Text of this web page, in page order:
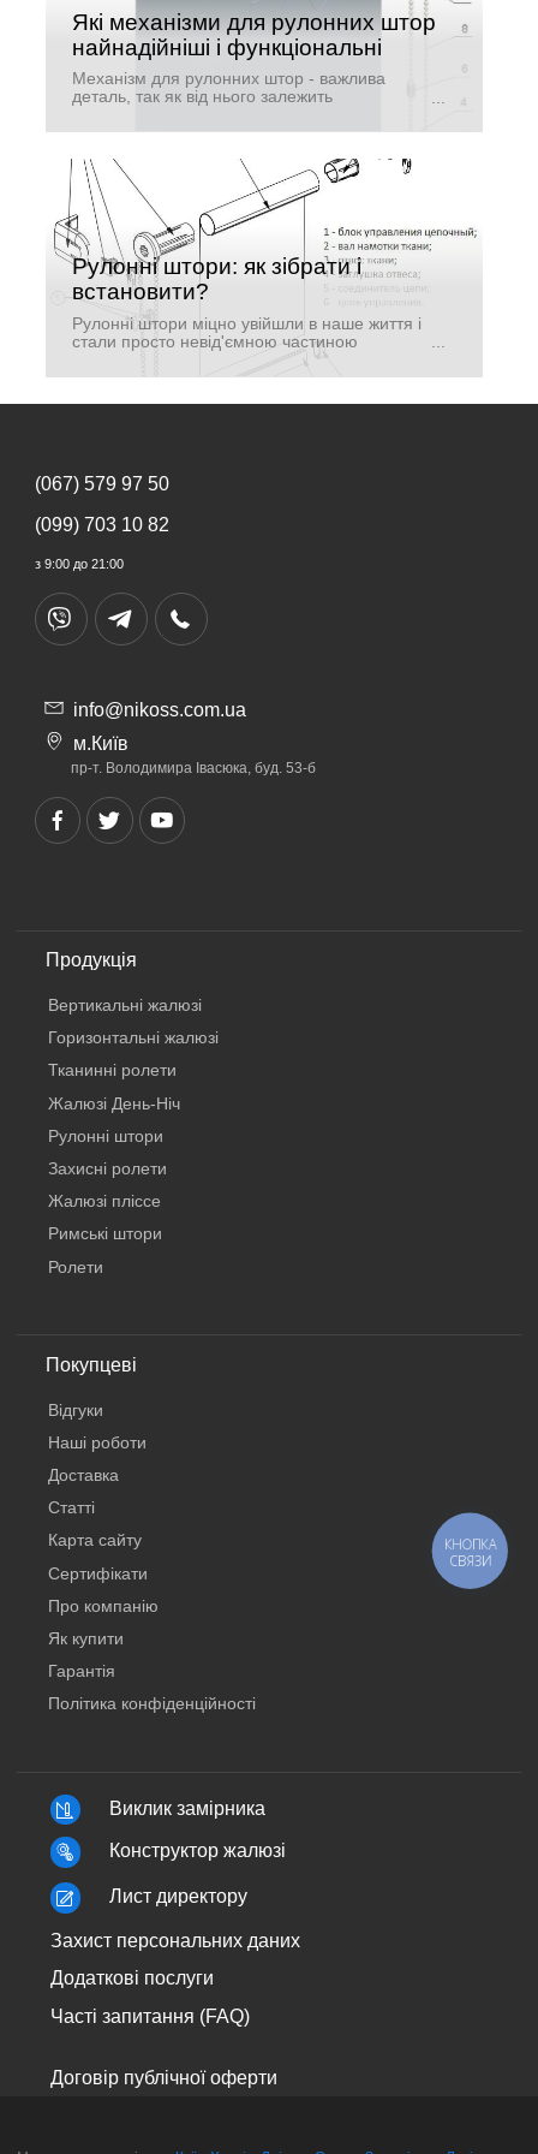
Які механізми для рулонних штор
найнадійніші і функціональні
Механізм для рулонних штор - важлива
деталь, так як від нього залежить
пристосування. Яка конструкція з пружинним
таких жалюзі?
Рулонні штори: як зібрати і
встановити?
Рулонні штори міцно увійшли в наше життя і
стали просто невід'ємною частиною
інтер'єру в сучасних офісах і квартирах. Вони
дозволяють створити необхідний затишок,
(067) 579 97 50
(099) 703 10 82
з 9:00 до 21:00
info@nikoss.com.ua
м.Київ
пр-т. Володимира Івасюка, буд. 53-б
Продукція
Вертикальнi жалюзi
Горизонтальні жалюзі
Тканинні ролети
Жалюзі День-Ніч
Рулонні штори
Захисні ролети
Жалюзі пліссе
Римські штори
Ролети
Покупцеві
Відгуки
Наші роботи
Доставка
Статті
Карта сайту
Сертифікати
Про компанію
Як купити
Гарантія
Політика конфіденційності
Виклик замірника
Конструктор жалюзі
Лист директору
Захист персональних даних
Додаткові послуги
Часті запитання (FAQ)
Договір публічної оферти
КНОПКА
СВЯЗИ